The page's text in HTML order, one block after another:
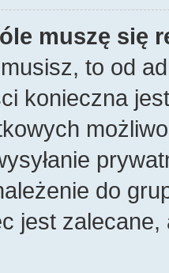
muszę się
to od
konieczna
do
jest zalecane,